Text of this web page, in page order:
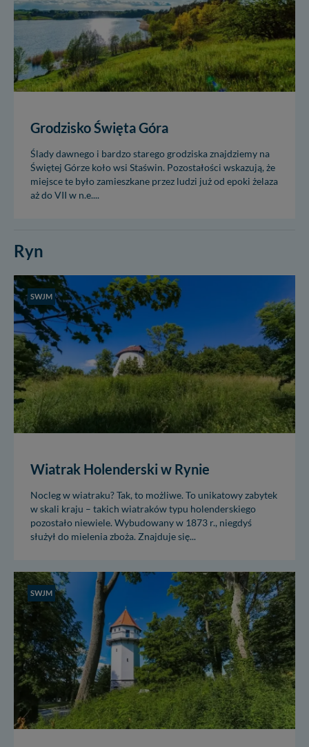
Grodzisko Święta Góra
Ślady dawnego i bardzo starego grodziska znajdziemy na
Świętej Górze koło wsi Staświn. Pozostałości wskazują, że
miejsce te było zamieszkane przez ludzi już od epoki żelaza
aż do VII w n.e....
Ryn
SWJM
Wiatrak Holenderski w Rynie
Nocleg w wiatraku? Tak, to możliwe. To unikatowy zabytek
w skali kraju – takich wiatraków typu holenderskiego
pozostało niewiele. Wybudowany w 1873 r., niegdyś
służył do mielenia zboża. Znajduje się...
SWJM